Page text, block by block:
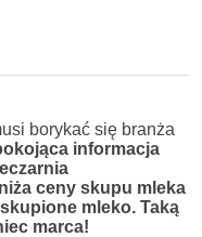
borykać się branża
informacja
ceny skupu mleka
mleko. Taką
marca!